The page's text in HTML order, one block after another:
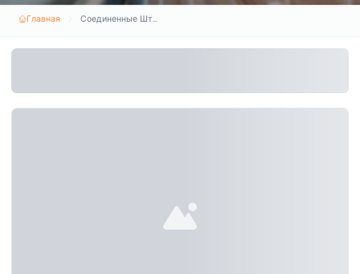
Главная Соединенные Штаты Америки